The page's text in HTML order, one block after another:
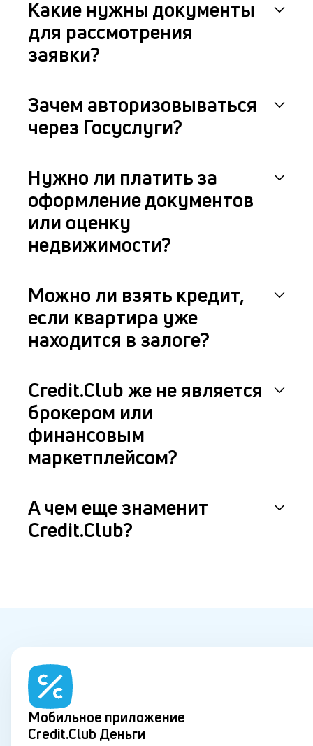
Какие нужны документы
для рассмотрения
заявки?
Зачем авторизовываться
через Госуслуги?
Нужно ли платить за
оформление документов
или оценку
недвижимости?
Можно ли взять кредит,
если квартира уже
находится в залоге?
Credit.Club же не является
брокером или
финансовым
маркетплейсом?
А чем еще знаменит
Credit.Club?
Мобильное приложение
Credit.Club Деньги